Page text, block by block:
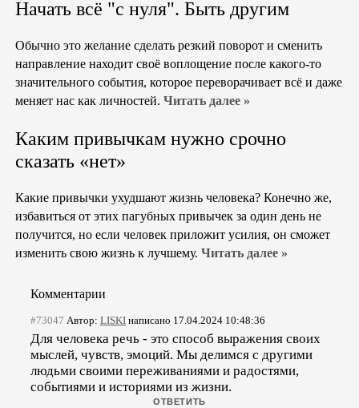
Начать всё "с нуля". Быть другим
Обычно это желание сделать резкий поворот и сменить
направление находит своё воплощение после какого-то
значительного события, которое переворачивает всё и даже
меняет нас как личностей. Читать далее »
Каким привычкам нужно срочно
сказать «нет»
Какие привычки ухудшают жизнь человека? Конечно же,
избавиться от этих пагубных привычек за один день не
получится, но если человек приложит усилия, он сможет
изменить свою жизнь к лучшему. Читать далее »
Комментарии
#73047 Автор: LISKI написано 17.04.2024 10:48:36
Для человека речь - это способ выражения своих
мыслей, чувств, эмоций. Мы делимся с другими
людьми своими переживаниями и радостями,
событиями и историями из жизни.